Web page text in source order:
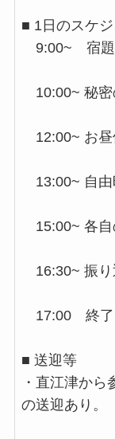
■ 1日のスケ
9:00~ 宿題
10:00~ 秘密
12:00~ お昼
13:00~ 自由
15:00~ 各自
16:30~ 振り
17:00 終了
■ 送迎等
・直江津か
の送迎あり。